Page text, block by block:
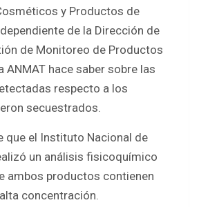
y Productos de
de la Dirección de
de Monitoreo de Productos
ANMAT hace saber sobre las
respecto a los
secuestrados.
que el Instituto Nacional de
un análisis fisicoquímico
ambos productos contienen
concentración.